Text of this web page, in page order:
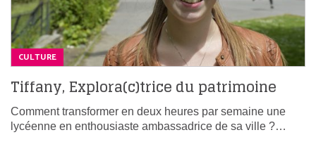
CULTURE
Tiffany, Explora(c)trice du patrimoine
Comment transformer en deux heures par semaine une
lycéenne en enthousiaste ambassadrice de sa ville ?…